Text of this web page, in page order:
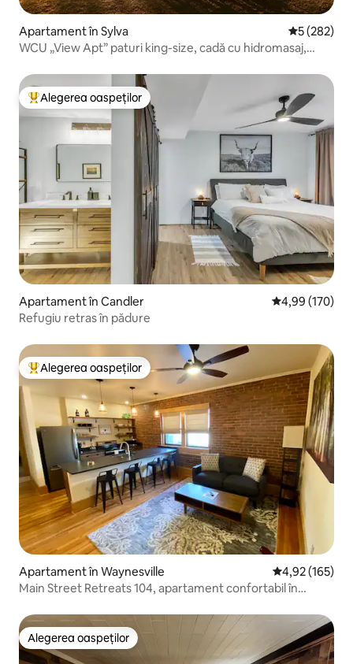
Apartament în Sylva Scor mediu
5 (282)
WCU „View Apt” paturi king-size, cadă cu hidromasaj,
Locuință din topul categoriei Alegerea oaspeților
Alegerea oaspeților
Apartament în Candler Scor mediu de
4,99 (170)
Refugiu retras în pădure
Locuință din topul categoriei Alegerea oaspeților
Alegerea oaspeților
Apartament în Waynesville Scor mediu de
4,92 (165)
Main Street Retreats 104, apartament confortabil în
Alegerea oaspeților
Alegerea oaspeților